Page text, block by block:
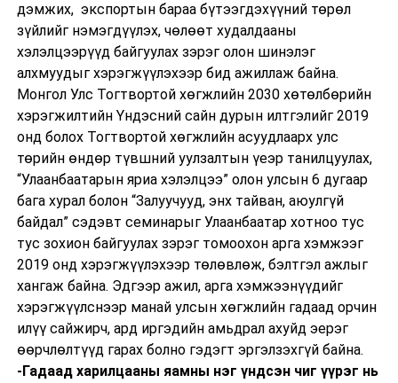
дэмжих, экспортын бараа бүтээгдэхүүний төрөл
зүйлийг нэмэгдүүлэх, чөлөөт худалдааны
хэлэлцээрүүд байгуулах зэрэг олон шинэлэг
алхмуудыг хэрэгжүүлэхээр бид ажиллаж байна.
Монгол Улс Тогтвортой хөгжлийн 2030 хөтөлбөрийн
хэрэгжилтийн Үндэсний сайн дурын илтгэлийг 2019
онд болох Тогтвортой хөгжлийн асуудлаарх улс
төрийн өндөр түвшний уулзалтын үеэр танилцуулах,
“Улаанбаатарын яриа хэлэлцээ” олон улсын 6 дугаар
бага хурал болон “Залуучууд, энх тайван, аюулгүй
байдал” сэдэвт семинарыг Улаанбаатар хотноо тус
тус зохион байгуулах зэрэг томоохон арга хэмжээг
2019 онд хэрэгжүүлэхээр төлөвлөж, бэлтгэл ажлыг
хангаж байна. Эдгээр ажил, арга хэмжээнүүдийг
хэрэгжүүлснээр манай улсын хөгжлийн гадаад орчин
илүү сайжирч, ард иргэдийн амьдрал ахуйд эерэг
өөрчлөлтүүд гарах болно гэдэгт эргэлзэхгүй байна.
-Гадаад харилцааны яамны нэг үндсэн чиг үүрэг нь